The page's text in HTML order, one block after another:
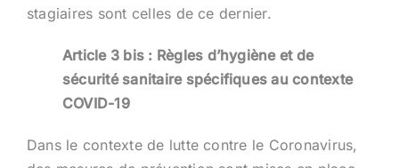
stagiaires sont celles de ce dernier.
Article 3 bis : Règles d’hygiène et de
sécurité sanitaire spécifiques au contexte
COVID-19
Dans le contexte de lutte contre le Coronavirus,